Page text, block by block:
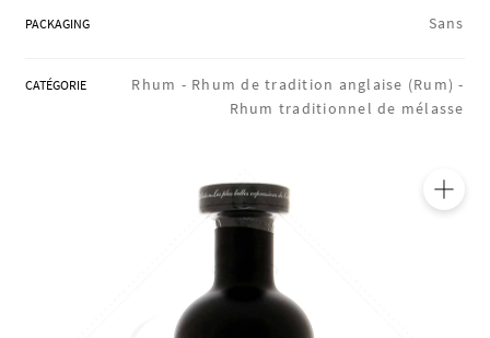
PACKAGING Sans
CATÉGORIE Rhum - Rhum de tradition anglaise (Rum) -
Rhum traditionnel de mélasse